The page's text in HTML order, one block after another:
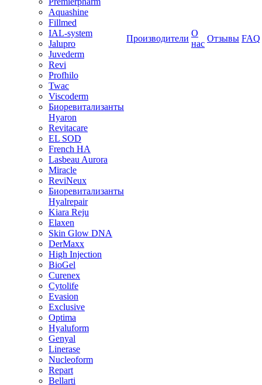
Aquashine
Fillmed
IAL-system
Jalupro
Juvederm
Revi
Profhilo
Twac
Viscoderm
Биоревитализанты
Hyaron
Revitacare
EL SOD
French HA
Lasbeau Aurora
Miracle
ReviNeux
Биоревитализанты
Hyalrepair
Kiara Reju
Elaxen
Skin Glow DNA
DerMaxx
High Injection
BioGel
Curenex
Cytolife
Evasion
Exclusive
Optima
Hyaluform
Genyal
Linerase
Nucleoform
Repart
Bellarti
Производители
О
нас
Отзывы FAQ